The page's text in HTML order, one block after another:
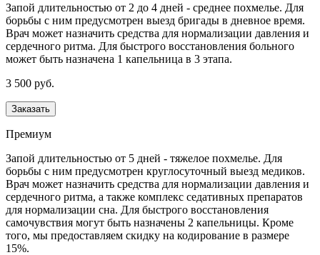
Запой длительностью от 2 до 4 дней - среднее похмелье. Для
борьбы с ним предусмотрен выезд бригады в дневное время.
Врач может назначить средства для нормализации давления и
сердечного ритма. Для быстрого восстановления больного
может быть назначена 1 капельница в 3 этапа.
3 500 руб.
Заказать
Премиум
Запой длительностью от 5 дней - тяжелое похмелье. Для
борьбы с ним предусмотрен круглосуточный выезд медиков.
Врач может назначить средства для нормализации давления и
сердечного ритма, а также комплекс седативных препаратов
для нормализации сна. Для быстрого восстановления
самочувствия могут быть назначены 2 капельницы. Кроме
того, мы предоставляем скидку на кодирование в размере
15%.